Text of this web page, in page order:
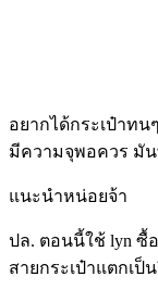
อยากได้กระเป๋าทน
มีความจุพอควร มั
แนะนำหน่อยจ้า
ปล. ตอนนี้ใช้ lyn ซื้
สายกระเป๋าแตกเป็